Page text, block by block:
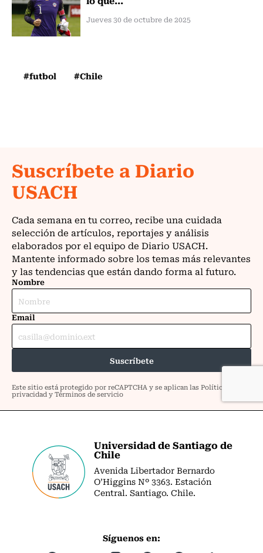
Jueves 30 de octubre de 2025
#futbol #Chile
Universidad de Santiago de
Chile
Avenida Libertador Bernardo
O’Higgins Nº 3363. Estación
Central. Santiago. Chile.
Síguenos en: